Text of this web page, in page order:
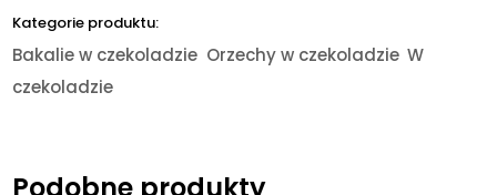
Kategorie produktu:
Bakalie w czekoladzie Orzechy w czekoladzie W
czekoladzie
Podobne produkty